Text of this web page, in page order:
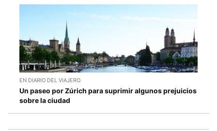
EN DIARIO DEL VIAJERO
Un paseo por Zúrich para suprimir algunos prejuicios
sobre la ciudad